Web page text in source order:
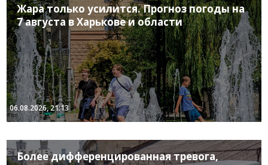
Жара только усилится. Прогноз погоды на
7 августа в Харькове и области
06.08.2026, 21:13
Более дифференцированная тревога,